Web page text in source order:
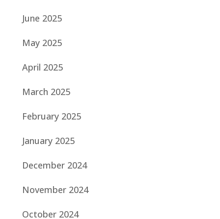
June 2025
May 2025
April 2025
March 2025
February 2025
January 2025
December 2024
November 2024
October 2024